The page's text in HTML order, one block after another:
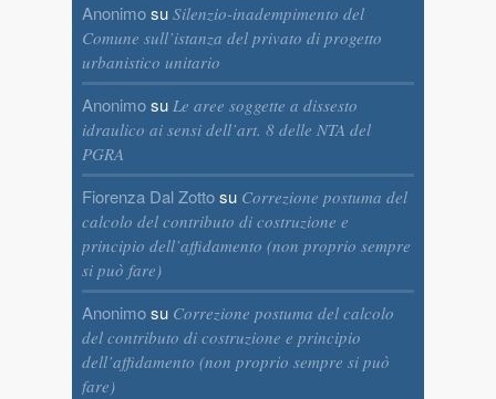
Anonimosu Silenzio-inadempimento del
Comune sull’istanza del privato di progetto
urbanistico unitario
Anonimosu Le aree soggette a dissesto
idraulico ai sensi dell’art. 8 delle NTA del
PGRA
Fiorenza Dal Zottosu Correzione postuma del
calcolo del contributo di costruzione e
principio dell’affidamento (non proprio sempre
si può fare)
Anonimosu Correzione postuma del calcolo
del contributo di costruzione e principio
dell’affidamento (non proprio sempre si può
fare)